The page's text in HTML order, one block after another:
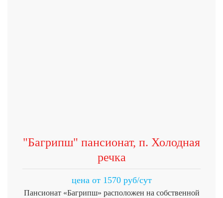
"Багрипш" пансионат, п. Холодная
речка
цена от 1570 руб/сут
Пансионат «Багрипш» расположен на собственной